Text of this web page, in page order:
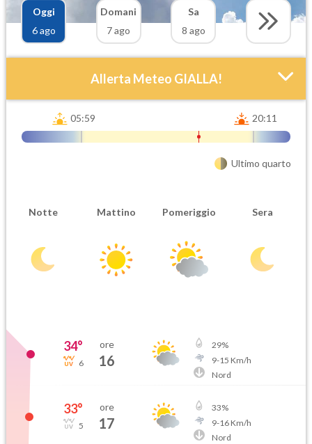
Oggi
6 ago
Domani
7 ago
Sa
8 ago
Allerta Meteo GIALLA!
Orario inizio
Ora fine
08-06T
05:59 20:11
Ultimo quarto
Notte Mattino Pomeriggio Sera
34°
6
ore
16
29%
9-15 Km/h
Nord
33°
5
ore
17
33%
9-16Km/h
Nord